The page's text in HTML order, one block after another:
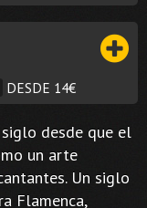
DESDE 14€
desde que el
un arte
Un siglo
Flamenca,